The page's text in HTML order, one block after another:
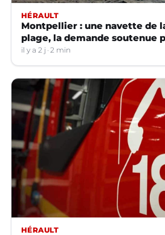
HÉRAULT
Montpellier : une navette de
plage, la demande soutenue
il y a 2 j 2 min
HÉRAULT